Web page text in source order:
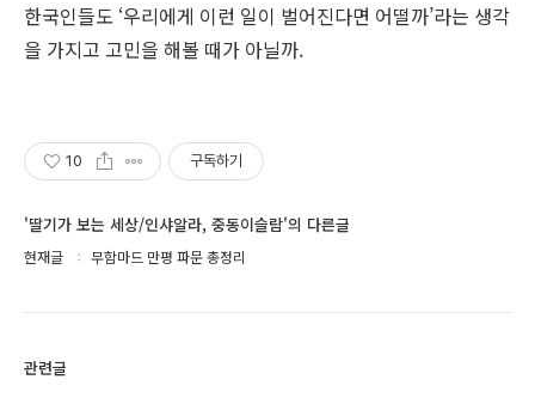
한국인들도 ‘우리에게 이런 일이 벌어진다면 어떨까’라는 생각
을 가지고 고민을 해볼 때가 아닐까.
10 구독하기
'딸기가 보는 세상/인샤알라, 중동이슬람'의 다른글
현재글 무함마드 만평 파문 총정리
관련글